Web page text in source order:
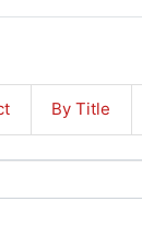
By Title